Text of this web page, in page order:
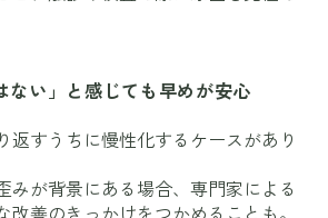
ない」と感じても早めが安心
返すうちに慢性化するケースがあり
みが背景にある場合、専門家による
改善のきっかけをつかめることも。